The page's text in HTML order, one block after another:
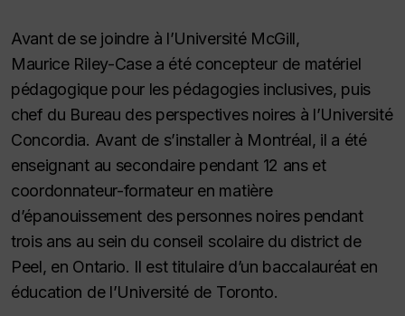
Avant de se joindre à l’Université McGill,
Maurice Riley-Case a été concepteur de matériel
pédagogique pour les pédagogies inclusives, puis
chef du Bureau des perspectives noires à l’Université
Concordia. Avant de s’installer à Montréal, il a été
enseignant au secondaire pendant 12 ans et
coordonnateur-formateur en matière
d’épanouissement des personnes noires pendant
trois ans au sein du conseil scolaire du district de
Peel, en Ontario. Il est titulaire d’un baccalauréat en
éducation de l’Université de Toronto.